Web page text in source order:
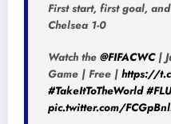
First start, first goal,
Chelsea 1-0
Watch the @FIFACWC|
Game | Free | https://
#TakeItToTheWorld
pic.twitter.com/